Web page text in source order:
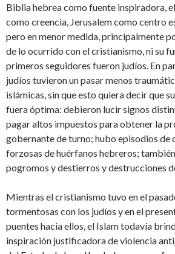
Biblia hebrea como fuente inspiradora,
como creencia, Jerusalem como centro
pero en menor medida, principalmente
de lo ocurrido con el cristianismo, ni su
primeros seguidores fueron judíos. En
judíos tuvieron un pasar menos
islámicas, sin que esto quiera decir que
fuera óptima: debieron lucir signos
pagar altos impuestos para obtener la
gobernante de turno; hubo episodios de
forzosas de huérfanos hebreros;
pogromos y destierros y destrucciones
Mientras el cristianismo tuvo en el
tormentosas con los judíos y en el
puentes hacia ellos, el Islam todavía
inspiración justificadora de violencia